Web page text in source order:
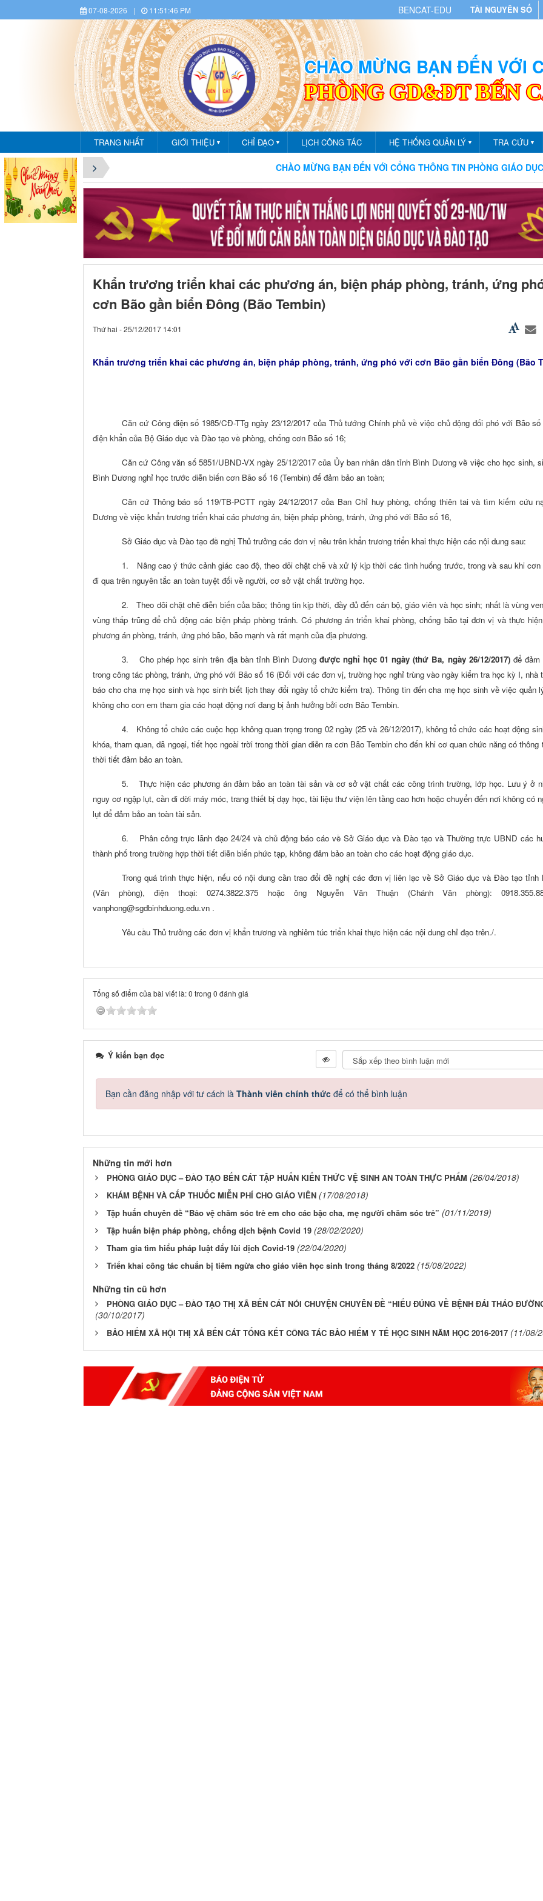
07-08-2026 | 11:51:47 PM BENCAT-EDU TÀI NGUYÊN SỐ
CHÀO MỪNG BẠN ĐẾN VỚI
PHÒNG GD&ĐT BẾN
TRANG NHẤT GIỚI THIỆU ▼ CHỈ ĐẠO ▼ LỊCH CÔNG TÁC HỆ THỐNG QUẢN LÝ ▼ TRA CỨU ▼
CHÀO MỪNG BẠN ĐẾN VỚI CỔNG THÔNG TIN PHÒNG GIÁO DỤC VÀ
Khẩn trương triển khai các phương án, biện pháp phòng, tránh, ứng
cơn Bão gần biển Đông (Bão Tembin)
Thứ hai - 25/12/2017 14:01
Khẩn trương triển khai các phương án, biện pháp phòng, tránh, ứng phó với cơn Bão gần biển Đông (Bão
Căn cứ Công điện số 1985/CĐ-TTg ngày 23/12/2017 của Thủ tướng Chính phủ về việc chủ động đối phó với Bão
điện khẩn của Bộ Giáo dục và Đào tạo về phòng, chống cơn Bão số 16;
Căn cứ Công văn số 5851/UBND-VX ngày 25/12/2017 của Ủy ban nhân dân tỉnh Bình Dương về việc cho học sinh,
Bình Dương nghỉ học trước diễn biến cơn Bão số 16 (Tembin) để đảm bảo an toàn;
Căn cứ Thông báo số 119/TB-PCTT ngày 24/12/2017 của Ban Chỉ huy phòng, chống thiên tai và tìm kiếm cứu
Dương về việc khẩn trương triển khai các phương án, biện pháp phòng, tránh, ứng phó với Bão số 16,
Sở Giáo dục và Đào tạo đề nghị Thủ trưởng các đơn vị nêu trên khẩn trương triển khai thực hiện các nội dung sau:
1.
Nâng cao ý thức cảnh giác cao độ, theo dõi chặt chẽ và xử lý kịp thời các tình huống trước, trong và sau khi cơn
đi qua trên nguyên tắc an toàn tuyệt đối về người, cơ sở vật chất trường học.
2.
Theo dõi chặt chẽ diễn biến của bão; thông tin kịp thời, đầy đủ đến cán bộ, giáo viên và học sinh; nhất là vùng
vùng thấp trũng để chủ động các biện pháp phòng tránh. Có phương án triển khai phòng, chống bão tại đơn vị và thực
phương án phòng, tránh, ứng phó bão, bão mạnh và rất mạnh của địa phương.
3. Cho phép học sinh trên địa bàn tỉnh Bình Dương được nghỉ học 01 ngày (thứ Ba, ngày 26/12/2017)để đảm
trong công tác phòng, tránh, ứng phó với Bão số 16 (Đối với các đơn vị, trường học nghỉ trùng vào ngày kiểm tra học kỳ I, nhà
báo cho cha mẹ học sinh và học sinh biết lịch thay đổi ngày tổ chức kiểm tra). Thông tin đến cha mẹ học sinh về việc quản
không cho con em tham gia các hoạt động nơi đang bị ảnh hưởng bởi cơn Bão Tembin.
4.
Không tổ chức các cuộc họp không quan trọng trong 02 ngày (25 và 26/12/2017), không tổ chức các hoạt động
khóa, tham quan, dã ngoại, tiết học ngoài trời trong thời gian diễn ra cơn Bão Tembin cho đến khi cơ quan chức năng có thông
thời tiết đảm bảo an toàn.
5.
Thực hiện các phương án đảm bảo an toàn tài sản và cơ sở vật chất các công trình trường, lớp học. Lưu ý ở
nguy cơ ngập lụt, cần di dời máy móc, trang thiết bị dạy học, tài liệu thư viện lên tầng cao hơn hoặc chuyển đến nơi không có
lụt để đảm bảo an toàn tài sản.
6.
Phân công trực lãnh đạo 24/24 và chủ động báo cáo về Sở Giáo dục và Đào tạo và Thường trực UBND các
thành phố trong trường hợp thời tiết diễn biến phức tạp, không đảm bảo an toàn cho các hoạt động giáo dục.
Trong quá trình thực hiện, nếu có nội dung cần trao đổi đề nghị các đơn vị liên lạc về Sở Giáo dục và Đào tạo tỉnh
(Văn phòng), điện thoại: 0274.3822.375 hoặc ông Nguyễn Văn Thuận (Chánh Văn phòng):
vanphong@sgdbinhduong.edu.vn .
Yêu cầu Thủ trưởng các đơn vị khẩn trương và nghiêm túc triển khai thực hiện các nội dung chỉ đạo trên./.
Tổng số điểm của bài viết là: 0 trong 0 đánh giá
Ý kiến bạn đọc
Bạn cần đăng nhập với tư cách là Thành viên chính thức để có thể bình luận
Những tin mới hơn
PHÒNG GIÁO DỤC – ĐÀO TẠO BẾN CÁT TẬP HUẤN KIẾN THỨC VỆ SINH AN TOÀN THỰC PHẨM (26/04/2018)
KHÁM BỆNH VÀ CẤP THUỐC MIỄN PHÍ CHO GIÁO VIÊN (17/08/2018)
Tập huấn chuyên đề “Bảo vệ chăm sóc trẻ em cho các bậc cha, mẹ người chăm sóc trẻ” (01/11/2019)
Tập huấn biện pháp phòng, chống dịch bệnh Covid 19 (28/02/2020)
Tham gia tìm hiểu pháp luật đẩy lùi dịch Covid-19 (22/04/2020)
Triển khai công tác chuẩn bị tiêm ngừa cho giáo viên học sinh trong tháng 8/2022 (15/08/2022)
Những tin cũ hơn
PHÒNG GIÁO DỤC – ĐÀO TẠO THỊ XÃ BẾN CÁT NÓI CHUYỆN CHUYÊN ĐỀ “HIỂU ĐÚNG VỀ BỆNH ĐÁI THÁO
(30/10/2017)
BẢO HIỂM XÃ HỘI THỊ XÃ BẾN CÁT TỔNG KẾT CÔNG TÁC BẢO HIỂM Y TẾ HỌC SINH NĂM HỌC 2016-2017 (11/08/